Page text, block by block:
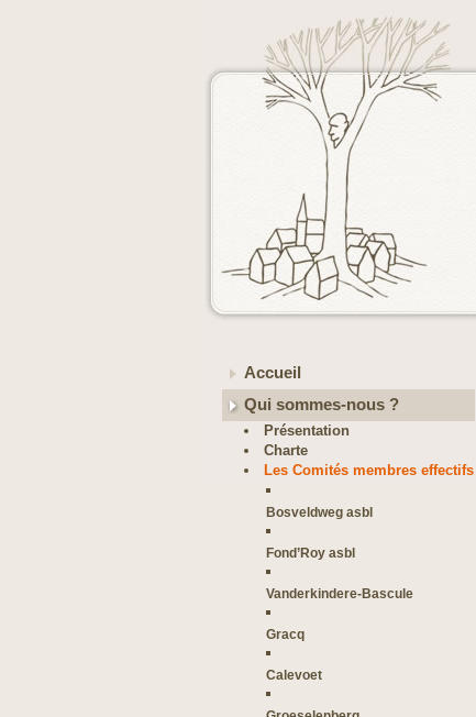
Accueil
Qui sommes-nous ?
Présentation
Charte
Les Comités membres effectifs
Bosveldweg asbl
Fond’Roy asbl
Vanderkindere-Bascule
Gracq
Calevoet